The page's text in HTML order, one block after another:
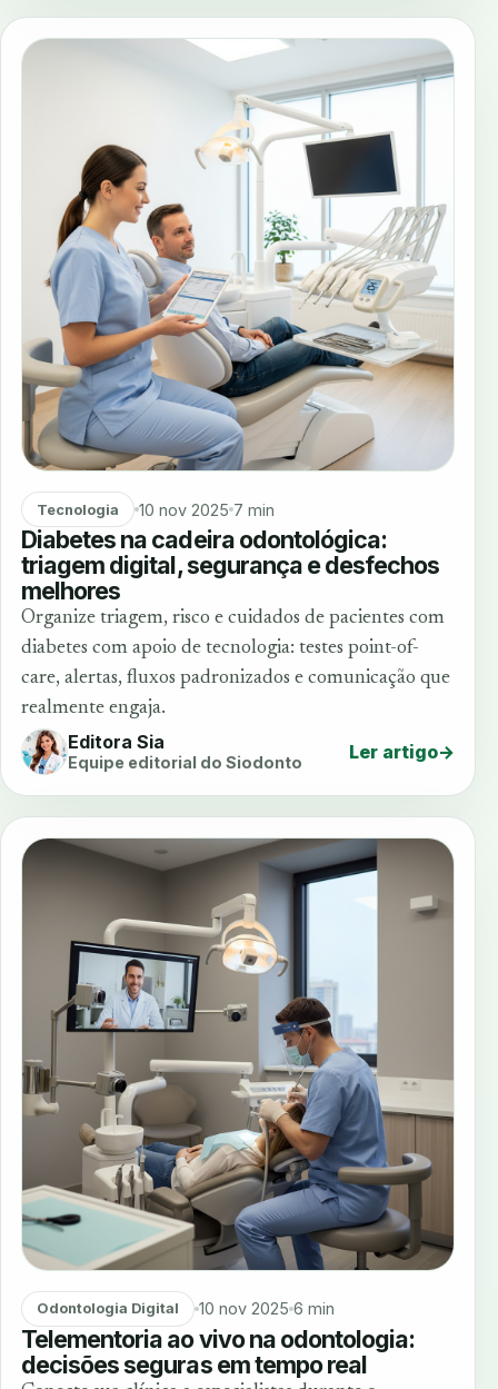
Tecnologia 10 nov 2025 7 min
Diabetes na cadeira odontológica:
triagem digital, segurança e desfechos
melhores
Organize triagem, risco e cuidados de pacientes com
diabetes com apoio de tecnologia: testes point-of-
care, alertas, fluxos padronizados e comunicação que
realmente engaja.
Editora Sia
Equipe editorial do Siodonto Ler artigo→
Odontologia Digital 10 nov 2025 6 min
Telementoria ao vivo na odontologia:
decisões seguras em tempo real